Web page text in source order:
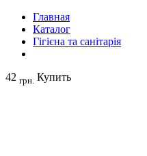
Главная
Каталог
Гігієна та санітарія
42 грн. Купить